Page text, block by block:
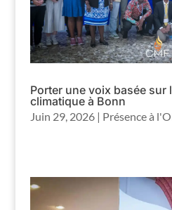
Porter une voix basée sur
climatique à Bonn
Juin 29, 2026| Présence à